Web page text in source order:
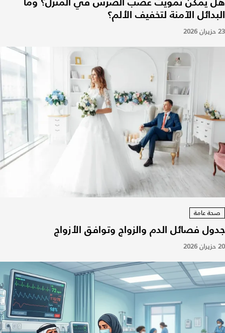
البدائل الآمنة لتخفيف الألم؟
23 حزيران 2026
صحة عامة
جدول فصائل الدم والزواج وتوافق الأزواج
20 حزيران 2026